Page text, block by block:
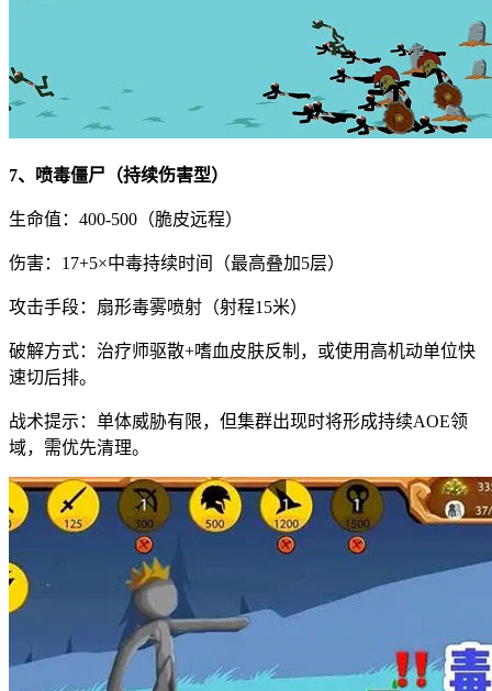
7、喷毒僵尸（持续伤害型）
生命值：400-500（脆皮远程）
伤害：17+5×中毒持续时间（最高叠加5层）
攻击手段：扇形毒雾喷射（射程15米）
破解方式：治疗师驱散+嗜血皮肤反制，或使用高机动单位快
速切后排。
战术提示：单体威胁有限，但集群出现时将形成持续AOE领
域，需优先清理。